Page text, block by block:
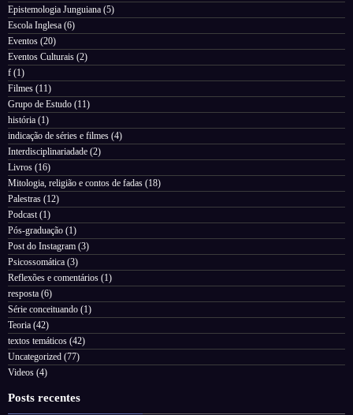
Epistemologia Junguiana (5)
Escola Inglesa (6)
Eventos (20)
Eventos Culturais (2)
f (1)
Filmes (11)
Grupo de Estudo (11)
história (1)
indicação de séries e filmes (4)
Interdisciplinariadade (2)
Livros (16)
Mitologia, religião e contos de fadas (18)
Palestras (12)
Podcast (1)
Pós-graduação (1)
Post do Instagram (3)
Psicossomática (3)
Reflexões e comentários (1)
resposta (6)
Série conceituando (1)
Teoria (42)
textos temáticos (42)
Uncategorized (77)
Videos (4)
Posts recentes